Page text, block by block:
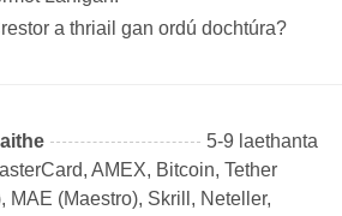
a thriail gan ordú dochtúra?
5-9 laethanta
AMEX, Bitcoin, Tether
MAE (Maestro), Skrill, Neteller,